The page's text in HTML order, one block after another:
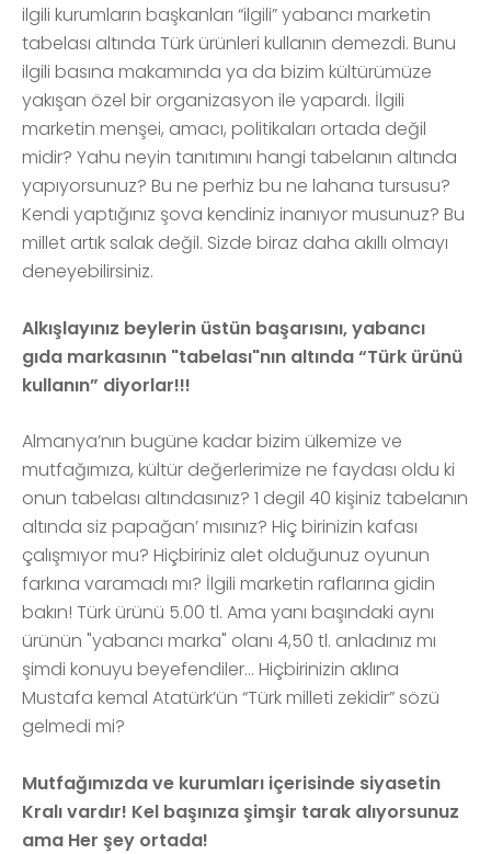
ilgili kurumların başkanları “ilgili” yabancı marketin
tabelası altında Türk ürünleri kullanın demezdi. Bunu
ilgili basına makamında ya da bizim kültürümüze
yakışan özel bir organizasyon ile yapardı. İlgili
marketin menşei, amacı, politikaları ortada değil
midir? Yahu neyin tanıtımını hangi tabelanın altında
yapıyorsunuz? Bu ne perhiz bu ne lahana tursusu?
Kendi yaptığınız şova kendiniz inanıyor musunuz? Bu
millet artık salak değil. Sizde biraz daha akıllı olmayı
deneyebilirsiniz.
Alkışlayınız beylerin üstün başarısını, yabancı
gıda markasının "tabelası"nın altında “Türk ürünü
kullanın” diyorlar!!!
Almanya’nın bugüne kadar bizim ülkemize ve
mutfağımıza, kültür değerlerimize ne faydası oldu ki
onun tabelası altındasınız? 1 degil 40 kişiniz tabelanın
altında siz papağan’ mısınız? Hiç birinizin kafası
çalışmıyor mu? Hiçbiriniz alet olduğunuz oyunun
farkına varamadı mı? İlgili marketin raflarına gidin
bakın! Türk ürünü 5.00 tl. Ama yanı başındaki aynı
ürünün "yabancı marka" olanı 4,50 tl. anladınız mı
şimdi konuyu beyefendiler… Hiçbirinizin aklına
Mustafa kemal Atatürk’ün “Türk milleti zekidir” sözü
gelmedi mi?
Mutfağımızda ve kurumları içerisinde siyasetin
Kralı vardır! Kel başınıza şimşir tarak alıyorsunuz
ama Her şey ortada!